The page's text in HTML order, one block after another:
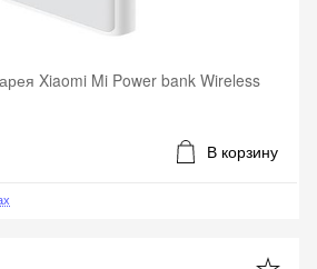
Xiaomi Mi Power bank Wireless
В корзину